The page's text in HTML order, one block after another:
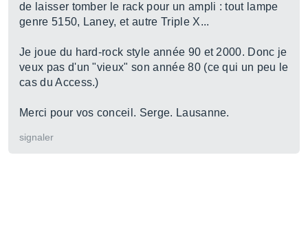
de laisser tomber le rack pour un ampli : tout lampe
genre 5150, Laney, et autre Triple X...
Je joue du hard-rock style année 90 et 2000. Donc je
veux pas d'un "vieux" son année 80 (ce qui un peu le
cas du Access.)
Merci pour vos conceil. Serge. Lausanne.
signaler